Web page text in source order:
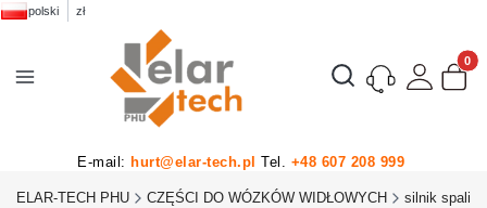
polski zł
Otwórz wyszukiwarkę
E-mail: hurt@elar-tech.pl Tel. +48 607 208 999
ELAR-TECH PHU CZĘŚCI DO WÓZKÓW WIDŁOWYCH silnik